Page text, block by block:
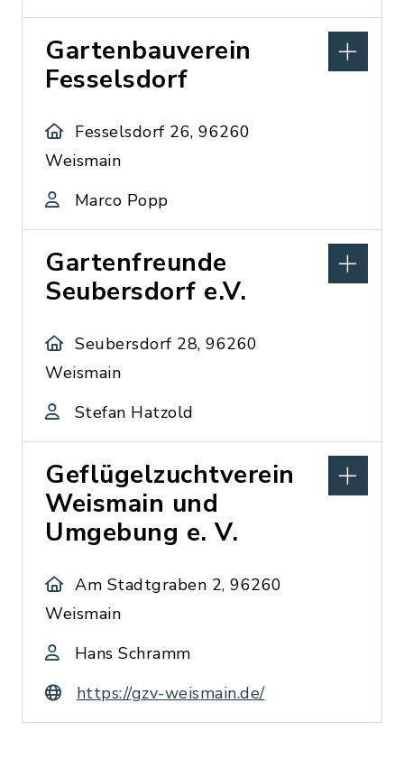
Gartenbauverein
Fesselsdorf
Fesselsdorf 26, 96260
Weismain
Marco Popp
Gartenfreunde
Seubersdorf e.V.
Seubersdorf 28, 96260
Weismain
Stefan Hatzold
Geflügelzuchtverein
Weismain und
Umgebung e. V.
Am Stadtgraben 2, 96260
Weismain
Hans Schramm
https://gzv-weismain.de/